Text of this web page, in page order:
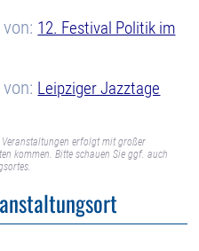
12. Festival Politik im
Leipziger Jazztage
Veranstaltungen erfolgt mit großer
kommen. Bitte schauen Sie ggf. auch